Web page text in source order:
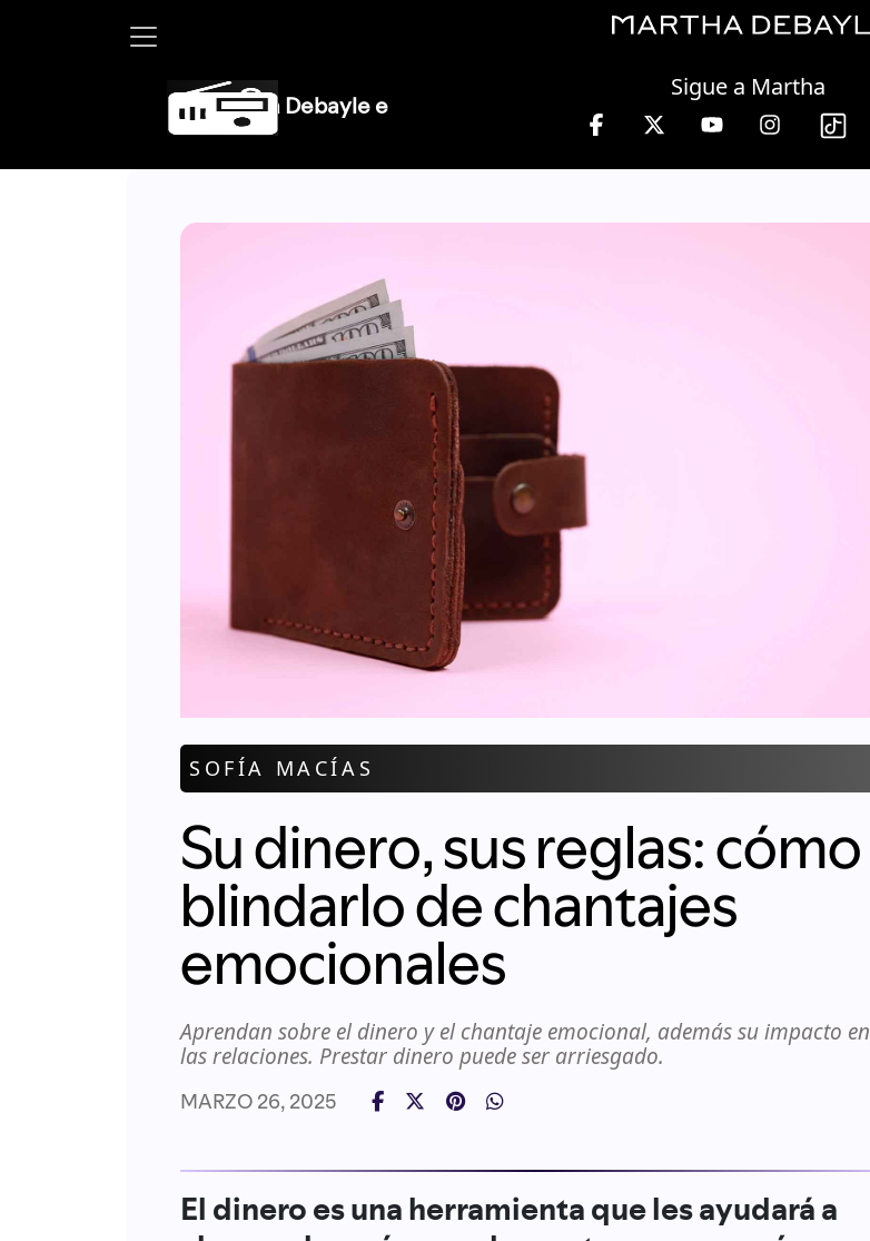
Sigue a Martha
Martha Debayle en W, lunes a viernes de 10 a 13 hrs.
SOFÍA MACÍAS
Su dinero, sus reglas: cómo
blindarlo de chantajes
emocionales
Aprendan sobre el dinero y el chantaje emocional, además su impacto en
las relaciones. Prestar dinero puede ser arriesgado.
MARZO 26, 2025
El dinero es una herramienta que les ayudará a